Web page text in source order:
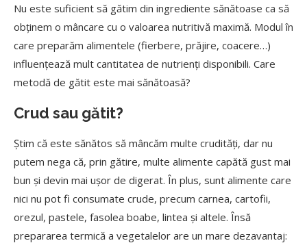
Nu este suficient să gătim din ingrediente sănătoase ca să
obținem o mâncare cu o valoarea nutritivă maximă. Modul în
care preparăm alimentele (fierbere, prăjire, coacere…)
influențează mult cantitatea de nutrienți disponibili. Care
metodă de gătit este mai sănătoasă?
Crud sau gătit?
Știm că este sănătos să mâncăm multe crudități, dar nu
putem nega că, prin gătire, multe alimente capătă gust mai
bun și devin mai ușor de digerat. În plus, sunt alimente care
nici nu pot fi consumate crude, precum carnea, cartofii,
orezul, pastele, fasolea boabe, lintea și altele. Însă
prepararea termică a vegetalelor are un mare dezavantaj: